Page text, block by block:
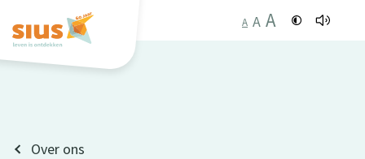
A A A
Over ons